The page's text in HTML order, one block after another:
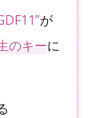
が
のキーに